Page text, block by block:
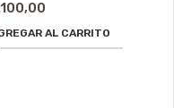
AL CARRITO